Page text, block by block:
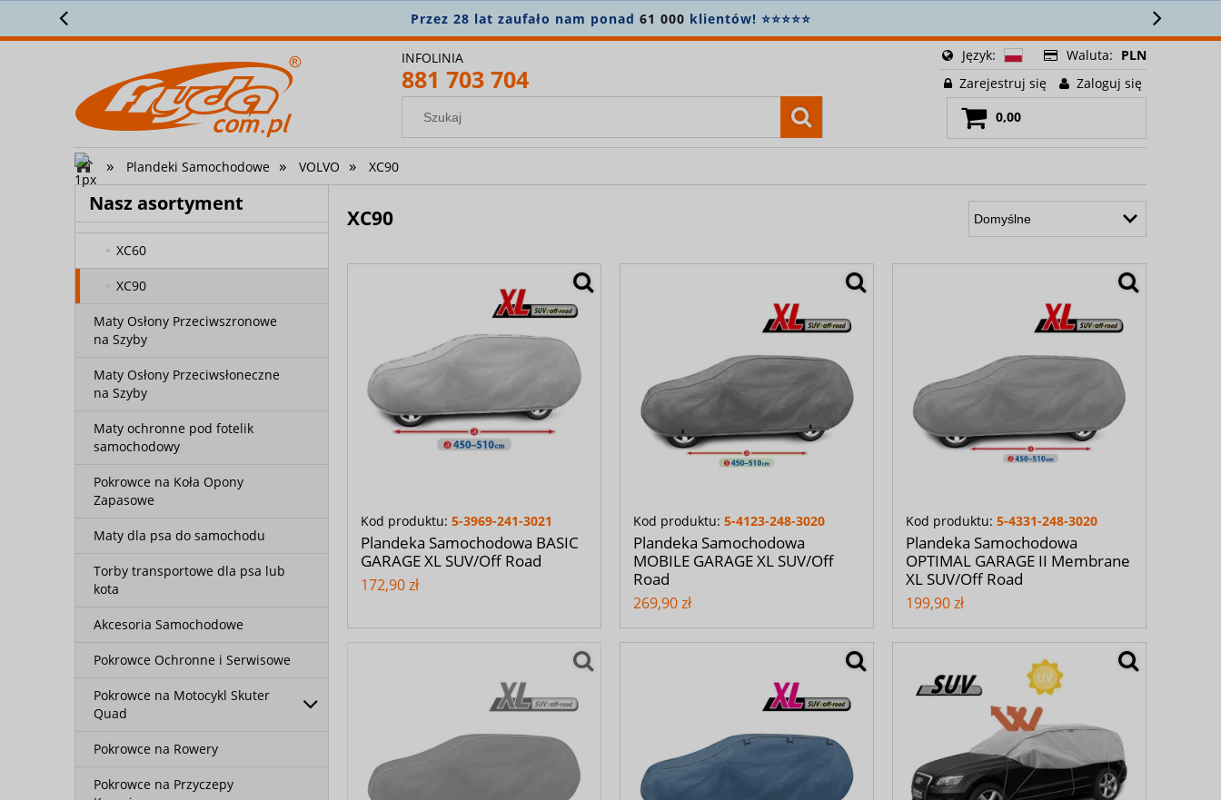
28 lat zaufało nam ponad
INFOLINIA
881 703 704
Język: Waluta: PLN
Zarejestruj się
Zaloguj się
0,00
» Plandeki Samochodowe » VOLVO » XC90
Nasz asortyment
V40
V50
V60
V70 (I, II) do 2007
V90
XC60
XC90
Maty Osłony Przeciwszronowe
na Szyby
Maty Osłony Przeciwsłoneczne
na Szyby
Maty ochronne pod fotelik
samochodowy
Pokrowce na Koła Opony
Zapasowe
Maty dla psa do samochodu
Torby transportowe dla psa lub
kota
Akcesoria Samochodowe
Pokrowce Ochronne i Serwisowe
Pokrowce na Motocykl Skuter
Quad
Pokrowce na Rowery
Pokrowce na Przyczepy
XC90
Kod produktu: 5-3969-241-3021
Plandeka Samochodowa BASIC
GARAGE XL SUV/Off Road
172,90 zł
Kod produktu: 5-4123-248-3020
Plandeka Samochodowa
MOBILE GARAGE XL SUV/Off
Road
269,90 zł
Kod produktu: 5-4331-248-3020
Plandeka Samochodowa
OPTIMAL GARAGE II Membrane
XL SUV/Off Road
199,90 zł